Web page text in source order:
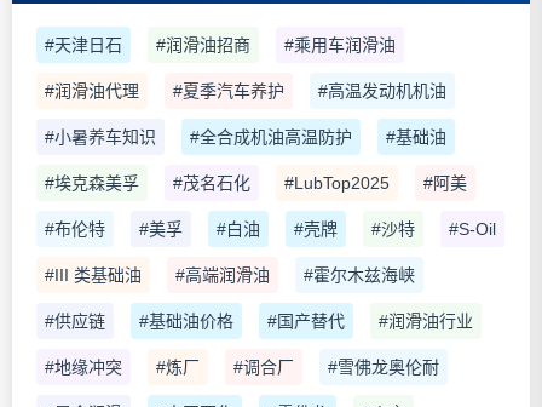
#天津日石 #润滑油招商 #乘用车润滑油
#润滑油代理 #夏季汽车养护 #高温发动机机油
#小暑养车知识 #全合成机油高温防护 #基础油
#埃克森美孚 #茂名石化 #LubTop2025 #阿美
#布伦特 #美孚 #白油 #壳牌 #沙特 #S-Oil
#III 类基础油 #高端润滑油 #霍尔木兹海峡
#供应链 #基础油价格 #国产替代 #润滑油行业
#地缘冲突 #炼厂 #调合厂 #雪佛龙奥伦耐